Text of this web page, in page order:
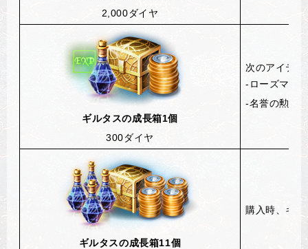
2,000ダイヤ
ギルタスの成長箱1個
300ダイヤ
次のアイテ
-ローズマリ
-名誉の勲章
ギルタスの成長箱11個
購入時 ギ